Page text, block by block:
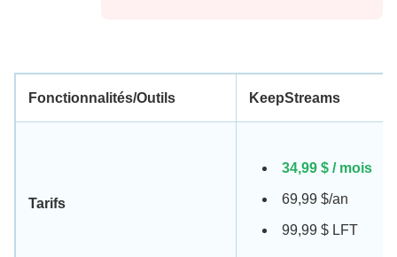
Fonctionnalités/Outils KeepStreams
Tarifs
34,99 $ / mois
69,99 $/an
99,99 $ LFT